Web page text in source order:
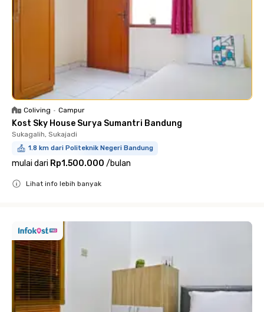
Coliving • Campur
Kost Sky House Surya Sumantri Bandung
Sukagalih, Sukajadi
1.8 km dari Politeknik Negeri Bandung
mulai dari Rp1.500.000 /bulan
Lihat info lebih banyak